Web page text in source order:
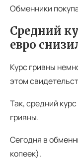
Обменники
Средний
евро
Курс гривны
этом
Так, средний
гривны.
Сегодня в
копеек).